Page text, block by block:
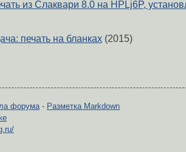
из Слаквари 8.0 на HPLj6P,
печать на бланках (2015)
форума- Разметка Markdown